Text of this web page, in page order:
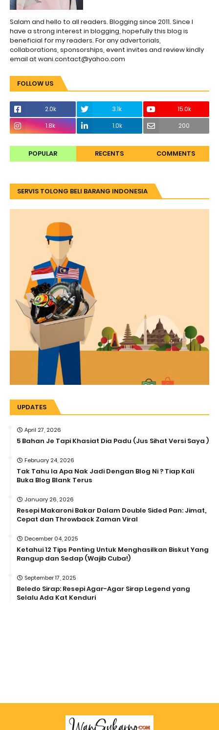
Salam and hello to all readers. Blogging since 2011. Since I
have a strong interest in blogging, hopefully this blog is
beneficial for my readers. For any advertorials,
collaborations, sponsorships, event invites and review kindly
email at wani.contact@yahoo.com
FOLLOW US
2.0k 3.1k
15.0k
1.8k
1.0k 200
POPULAR RECENTS COMMENTS
SERVIS TOLONG BELI BARANG INDONESIA
UPDATES
April 27, 2026
5 Bahan Je Tapi Khasiat Dia Padu (Jus Sihat Versi Saya )
February 24, 2026
Tak Tahu la Apa Nak Jadi Dengan Blog Ni ? Tiap Kali
Buka Blog Blank Terus
January 26, 2026
Resepi Makaroni Bakar Dalam Double Sided Pan: Jimat,
Cepat dan Throwback Zaman Viral
December 04, 2025
Ketahui 12 Tips Penting Untuk Menghasilkan Biskut Yang
Rangup dan Sedap (Wajib Cuba!)
September 17, 2025
Beledo Sirap: Resepi Agar-Agar Sirap Legend yang
Selalu Ada Kat Kenduri